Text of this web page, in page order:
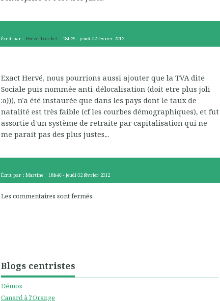
Blogs centristes
Démos
Canard à l'Orange
Écrit par : Hervé Torchet 18h29 -jeudi 02 février 2012
Exact Hervé, nous pourrions aussi ajouter que la TVA dite
Sociale puis nommée anti-délocalisation (doit etre plus joli
:o))), n'a été instaurée que dans les pays dont le taux de
natalité est très faible (cf les courbes démographiques), et fut
assortie d'un système de retraite par capitalisation qui ne
me parait pas des plus justes...
Écrit par : Martine 18h46 -jeudi 02 février 2012
Les commentaires sont fermés.